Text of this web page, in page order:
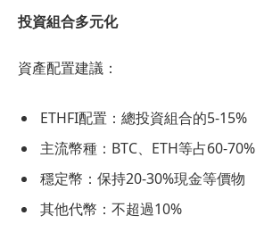
投資組合多元化
資產配置建議：
ETHFI配置：總投資組合的5-15%
主流幣種：BTC、ETH等占60-70%
穩定幣：保持20-30%現金等價物
其他代幣：不超過10%